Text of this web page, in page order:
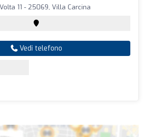
11 - 25069, Villa Carcina
Vedi telefono